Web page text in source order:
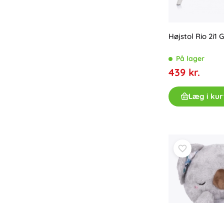
Højstol Rio 2i1
På lager
439 kr.
Læg i